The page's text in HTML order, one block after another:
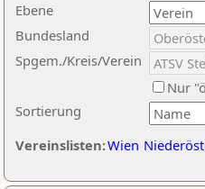
Ebene
Sortierung
Bundesland
Spgem./Kreis/Verein
Nur
Vereinslisten:Wien